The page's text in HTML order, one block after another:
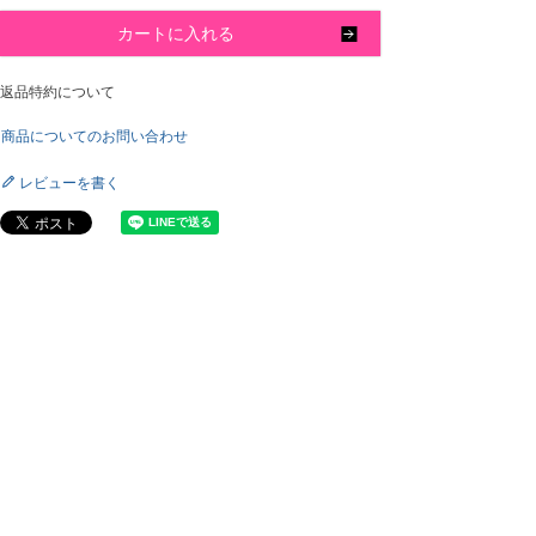
カートに入れる
返品特約について
商品についてのお問い合わせ
レビューを書く